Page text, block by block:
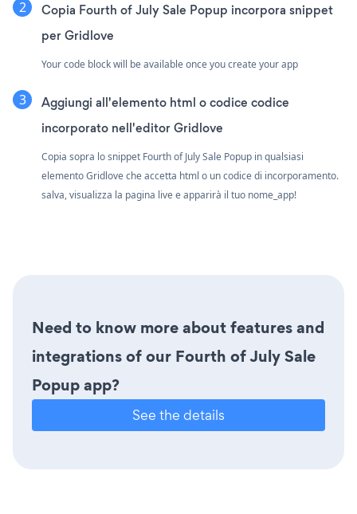
Copia Fourth of July Sale Popup incorpora snippet
per Gridlove
Your code block will be available once you create your app
Aggiungi all'elemento html o codice codice
incorporato nell'editor Gridlove
Copia sopra lo snippet Fourth of July Sale Popup in qualsiasi
elemento Gridlove che accetta html o un codice di incorporamento.
salva, visualizza la pagina live e apparirà il tuo nome_app!
Need to know more about features and
integrations of our Fourth of July Sale
Popup app?
See the details